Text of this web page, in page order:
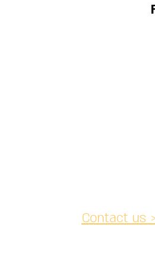
Contact us